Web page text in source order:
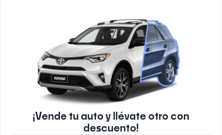
¡Vende tu auto y llévate otro con
descuento!